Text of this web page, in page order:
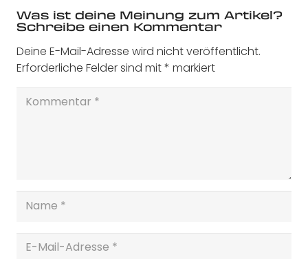
Was ist deine Meinung zum Artikel?
Schreibe einen Kommentar
Deine E-Mail-Adresse wird nicht veröffentlicht.
Erforderliche Felder sind mit* markiert